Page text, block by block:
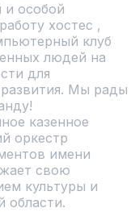
и особой
хостес ,
клуб
людей на
для
Мы рады
казенное
оркестр
имени
свою
культуры и
области.